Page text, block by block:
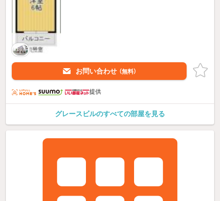
お問い合わせ （無料）
提供
グレースビルのすべての部屋を見る